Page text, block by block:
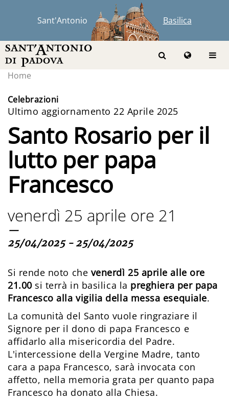
Sant'Antonio Basilica
Home
Celebrazioni
Ultimo aggiornamento 22 Aprile 2025
Santo Rosario per il
lutto per papa
Francesco
venerdì 25 aprile ore 21
—
25/04/2025 - 25/04/2025
Si rende noto che venerdì 25 aprile alle ore
21.00 si terrà in basilica la preghiera per papa
Francesco alla vigilia della messa esequiale.
La comunità del Santo vuole ringraziare il
Signore per il dono di papa Francesco e
affidarlo alla misericordia del Padre.
L'intercessione della Vergine Madre, tanto
cara a papa Francesco, sarà invocata con
affetto, nella memoria grata per quanto papa
Francesco ha donato alla Chiesa.